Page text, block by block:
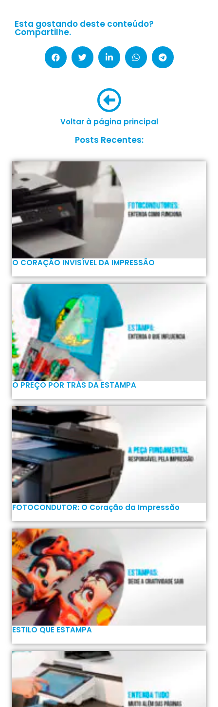
Esta gostando deste conteúdo?
Compartilhe.
Voltar à página principal
Posts Recentes:
O CORAÇÃO INVISÍVEL DA IMPRESSÃO
O PREÇO POR TRÁS DA ESTAMPA
FOTOCONDUTOR: O Coração da Impressão
ESTILO QUE ESTAMPA